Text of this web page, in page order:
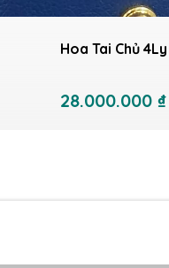
Hoa Tai Chủ 4Ly
28.000.000 ₫